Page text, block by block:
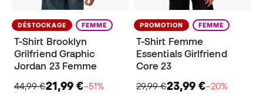
DÉSTOCKAGE FEMME
T-Shirt Brooklyn
Grilfriend Graphic
Jordan 23 Femme
44,99 €21,99 €−51%
PROMOTION FEMME
T-Shirt Femme
Essentials Girlfriend
Core 23
29,99 €23,99 €−20%